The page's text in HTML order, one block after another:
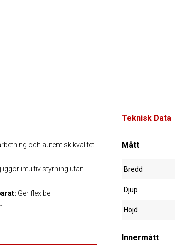
och autentisk kvalitet
intuitiv styrning utan
Ger flexibel
Teknisk Data
Mått
Bredd
Djup
Höjd
Innermått